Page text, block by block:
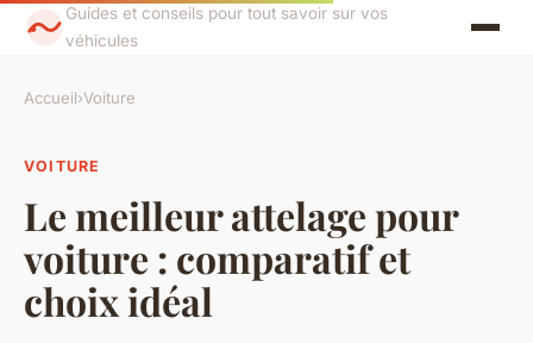
Guides et conseils pour tout savoir sur vos
véhicules
Accueil›Voiture
VOITURE
Le meilleur attelage pour
voiture : comparatif et
choix idéal